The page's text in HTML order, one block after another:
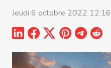
Jeudi 6 octobre 2022 12:16